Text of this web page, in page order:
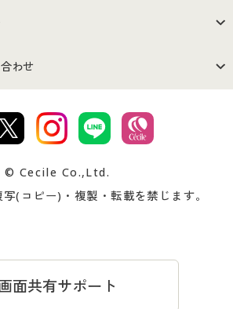
会社案内
ン サイトマップ
わせ
お支払は
忘れの場合
© Cecile Co.,Ltd.
(コピー)・複製・転載を禁じます。
面共有サポート